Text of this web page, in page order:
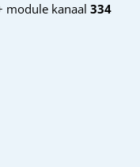
module kanaal 334